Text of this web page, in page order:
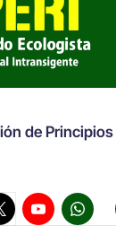
de Principios
Youtube